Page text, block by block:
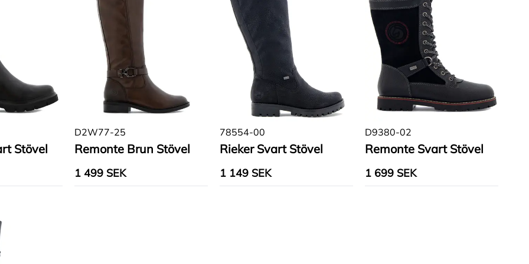
Stövel
D2W77-25
Remonte Brun Stövel
1 499 SEK
78554-00
Rieker Svart Stövel
1 149 SEK
D9380-02
Remonte Svart Stövel
1 699 SEK